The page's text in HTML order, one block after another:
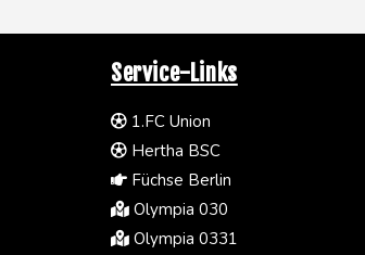
Service-Links
1.FC Union
Hertha BSC
Füchse Berlin
Olympia 030
Olympia 0331